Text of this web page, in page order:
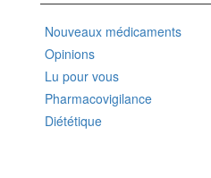
Nouveaux médicaments
Opinions
Lu pour vous
Pharmacovigilance
Diététique